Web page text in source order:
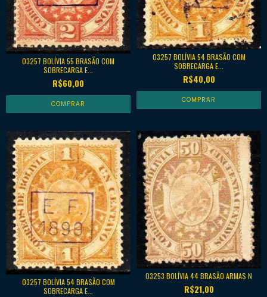
03257 BOLÍVIA 55 BRASÃO COM
SOBRECARGA E...
R$60,00
03257 BOLÍVIA 54 BRASÃO COM
SOBRECARGA E...
R$40,00
03257 BOLÍVIA 54 BRASÃO COM
SOBRECARGA E...
03253 BOLÍVIA 44 BRASÃO ARMAS N
R$21,00